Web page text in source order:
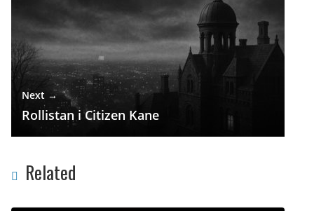
Next →
Rollistan i Citizen Kane
Related